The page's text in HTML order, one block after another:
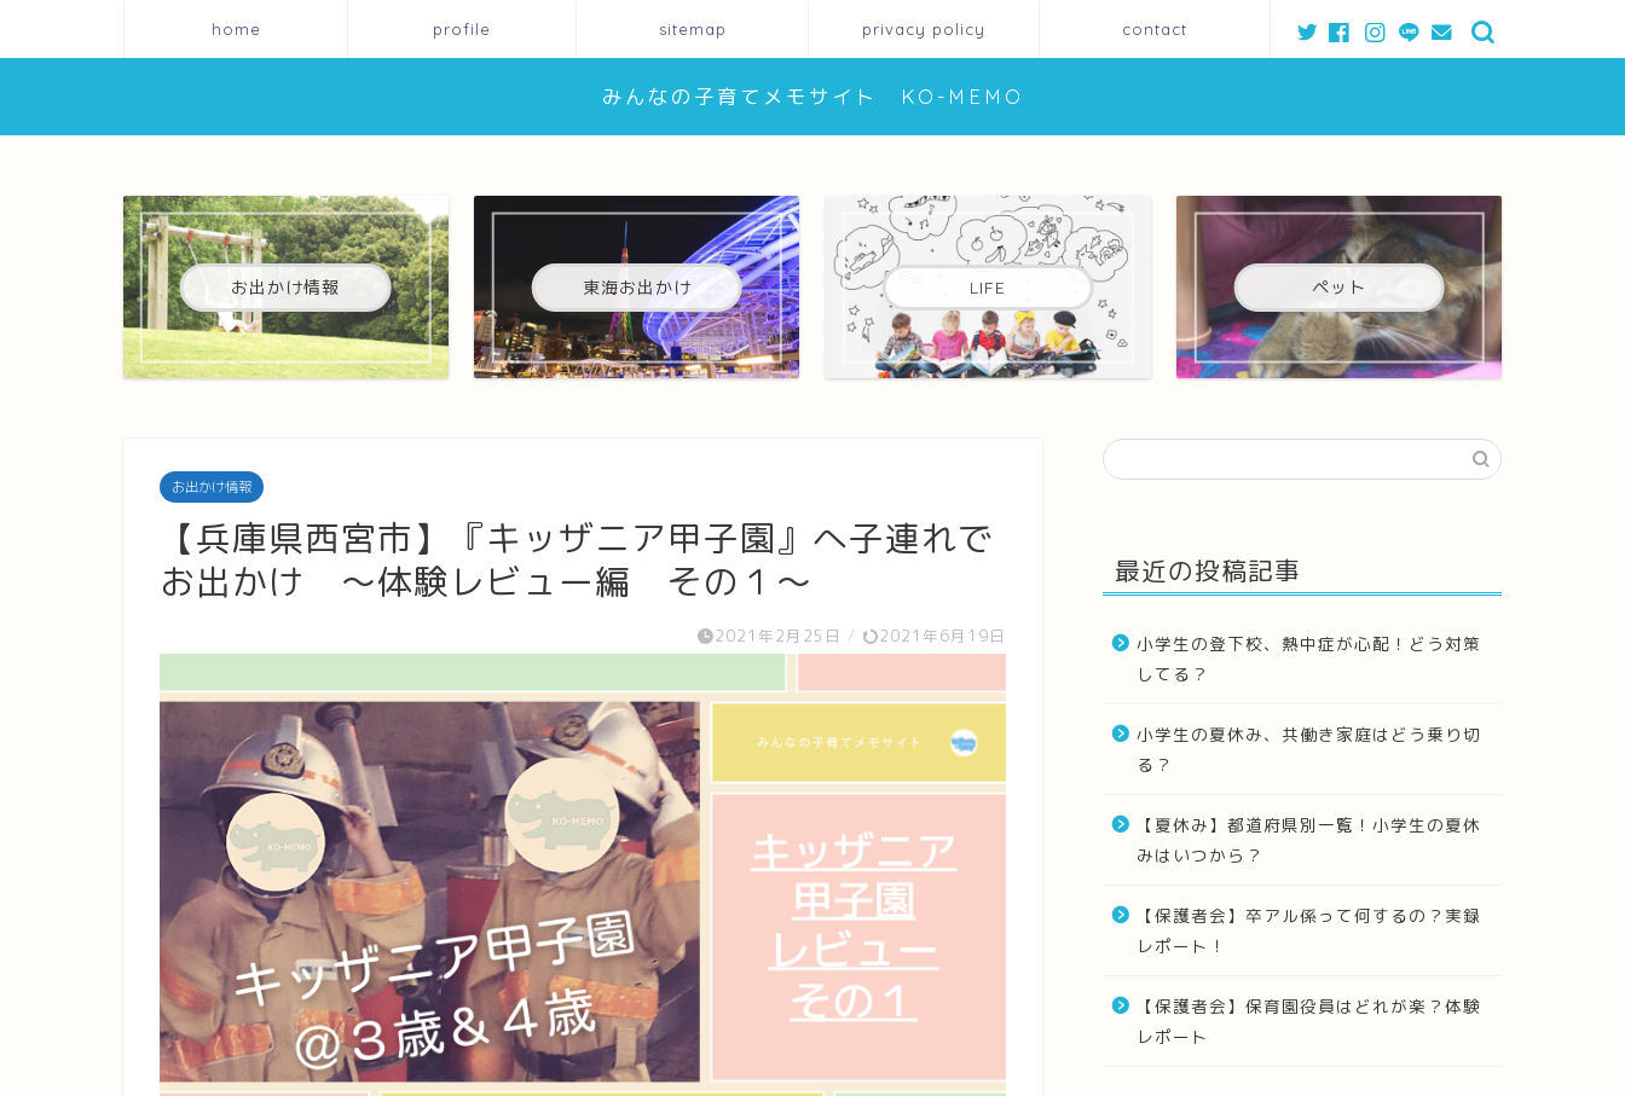
home profile sitemap privacy policy contact
みんなの子育てメモサイト KO-MEMO
お出かけ情報 東海お出かけ LIFE ペット
お出かけ情報
【兵庫県西宮市】『キッザニア甲子園』へ子連れで
お出かけ ～体験レビュー編 その１～
2021年2月25日 / 2021年6月19日
最近の投稿記事
小学生の登下校、熱中症が心配！どう対策
してる？
小学生の夏休み、共働き家庭はどう乗り切
る？
【夏休み】都道府県別一覧！小学生の夏休
みはいつから？
【保護者会】卒アル係って何するの？実録
レポート！
【保護者会】保育園役員はどれが楽？体験
レポート